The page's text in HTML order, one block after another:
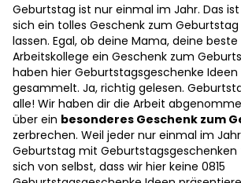
Geburtstag ist nur einmal im Jahr. Das
sich ein tolles Geschenk zum
lassen. Egal, ob deine Mama, deine
Arbeitskollege ein Geschenk zum
haben hier Geburtstagsgeschenke Ideen
gesammelt. Ja, richtig gelesen.
alle! Wir haben dir die Arbeit
über ein besonderes Geschenk zum
zerbrechen. Weil jeder nur einmal im
Geburtstag mit
sich von selbst, dass wir hier keine 0815